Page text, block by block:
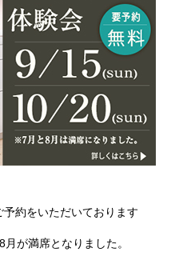
約をいただいております
が満席となりました。